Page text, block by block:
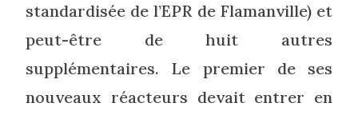
standardisée de l’EPR de Flamanville) et
peut-être de huit autres
supplémentaires. Le premier de ses
nouveaux réacteurs devait entrer en